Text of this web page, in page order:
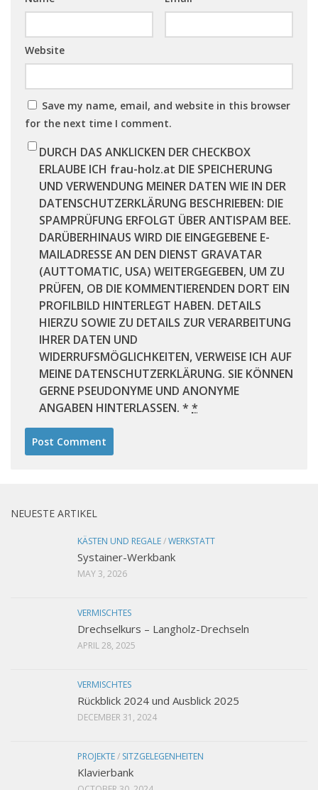
Website
Save my name, email, and website in this browser
for the next time I comment.
DURCH DAS ANKLICKEN DER CHECKBOX
ERLAUBE ICH frau-holz.at DIE SPEICHERUNG
UND VERWENDUNG MEINER DATEN WIE IN DER
DATENSCHUTZERKLÄRUNG BESCHRIEBEN: DIE
SPAMPRÜFUNG ERFOLGT ÜBER ANTISPAM BEE.
DARÜBERHINAUS WIRD DIE EINGEGEBENE E-
MAILADRESSE AN DEN DIENST GRAVATAR
(AUTTOMATIC, USA) WEITERGEGEBEN, UM ZU
PRÜFEN, OB DIE KOMMENTIERENDEN DORT EIN
PROFILBILD HINTERLEGT HABEN. DETAILS
HIERZU SOWIE ZU DETAILS ZUR VERARBEITUNG
IHRER DATEN UND
WIDERRUFSMÖGLICHKEITEN, VERWEISE ICH AUF
MEINE DATENSCHUTZERKLÄRUNG. SIE KÖNNEN
GERNE PSEUDONYME UND ANONYME
ANGABEN HINTERLASSEN. * *
NEUESTE ARTIKEL
KÄSTEN UND REGALE/WERKSTATT
Systainer-Werkbank
MAY 3, 2026
VERMISCHTES
Drechselkurs – Langholz-Drechseln
APRIL 28, 2025
VERMISCHTES
Rückblick 2024 und Ausblick 2025
DECEMBER 31, 2024
PROJEKTE/ SITZGELEGENHEITEN
Klavierbank